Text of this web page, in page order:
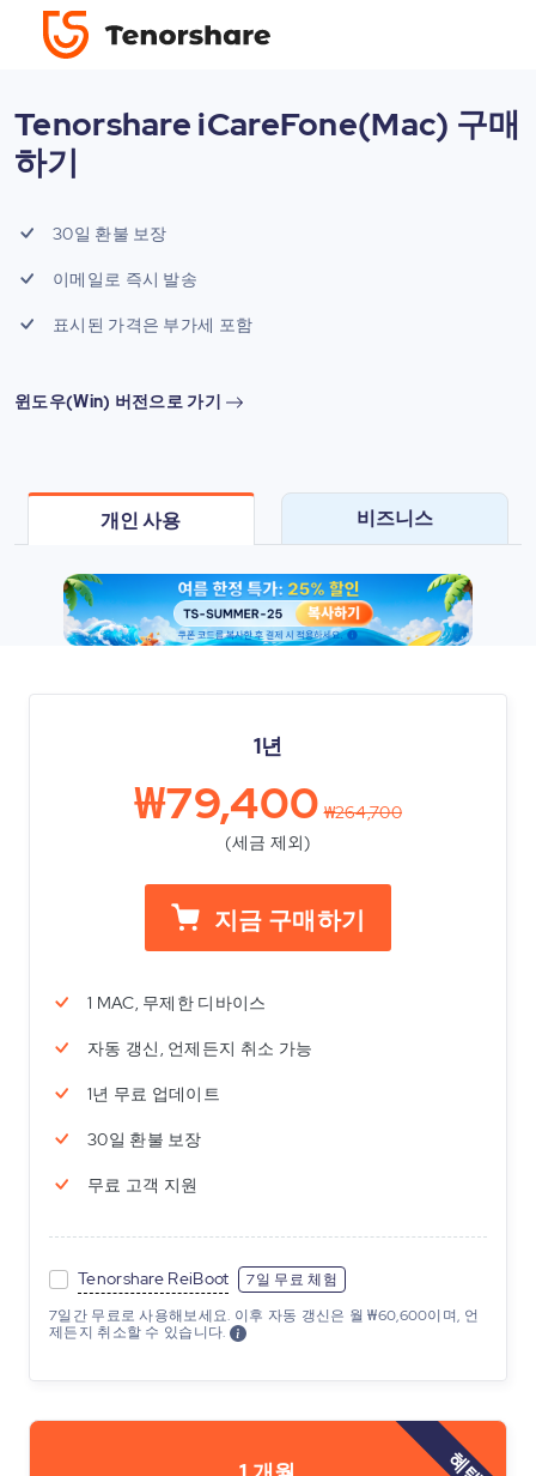
Tenorshare iCareFone(Mac) 구매
하기
30일 환불 보장
이메일로 즉시 발송
표시된 가격은 부가세 포함
윈도우(Win) 버전으로 가기
개인 사용 비즈니스
1년
₩79,400 ₩264,700
(세금 제외)
지금 구매하기
1 MAC, 무제한 디바이스
자동 갱신, 언제든지 취소 가능
1년 무료 업데이트
30일 환불 보장
무료 고객 지원
Tenorshare ReiBoot
7일 무료 체험
7일간 무료로 사용해보세요. 이후 자동 갱신은 월 ₩60,600이며, 언
제든지 취소할 수 있습니다.